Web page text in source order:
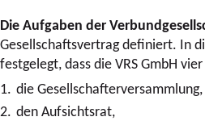
Die Aufgaben der
Gesellschaftsvertrag definiert. In
festgelegt, dass die VRS GmbH
die Gesellschafterversammlung,
den Aufsichtsrat,